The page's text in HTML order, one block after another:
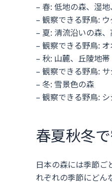
– 春: 低地の森、湿
– 観察できる野鳥:
– 夏: 清流沿いの森
– 観察できる野鳥:
– 秋: 山麓、丘陵地帯
– 観察できる野鳥:
– 冬: 雪景色の森
– 観察できる野鳥:
春夏秋冬
日本の森には季節ご
れぞれの季節にどん